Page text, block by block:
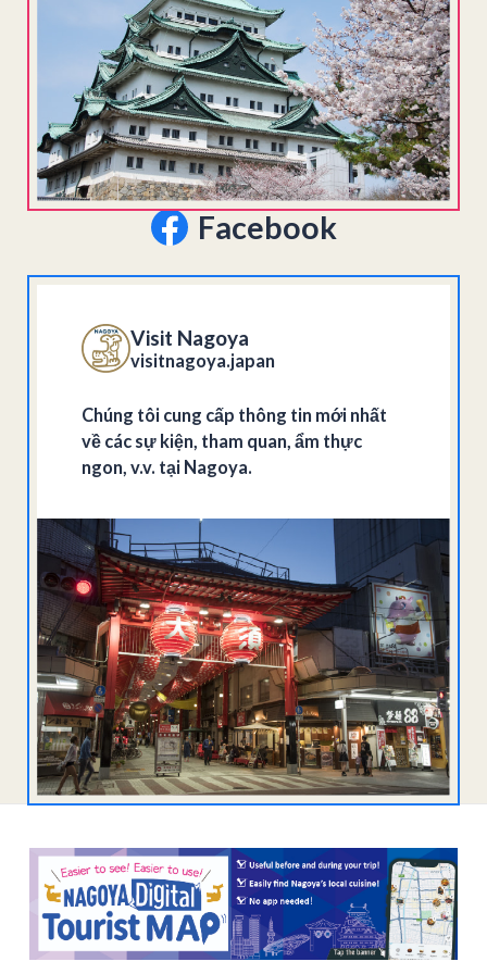
Facebook
Visit Nagoya
visitnagoya.japan
Chúng tôi cung cấp thông tin mới nhất
về các sự kiện, tham quan, ẩm thực
ngon, v.v. tại Nagoya.